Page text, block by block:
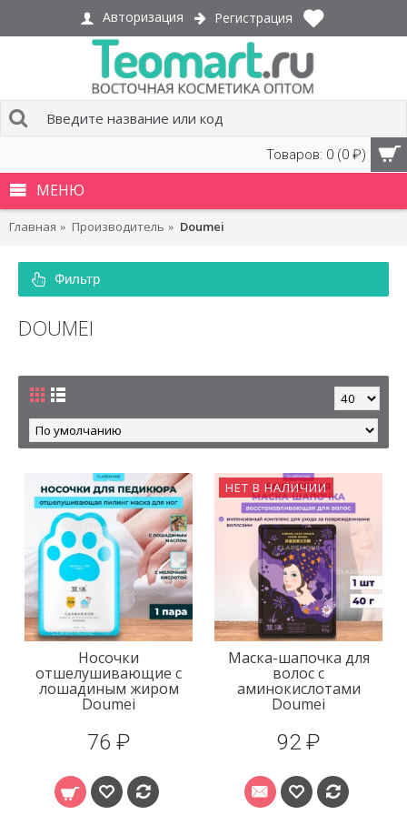
Авторизация Регистрация
Товаров: 0 (0 ₽)
МЕНЮ
Главная Производитель Doumei
Фильтр
DOUMEI
Носочки
отшелушивающие с
лошадиным жиром
Doumei
76 ₽
НЕТ В НАЛИЧИИ
Маска-шапочка для
волос с
аминокислотами
Doumei
92 ₽